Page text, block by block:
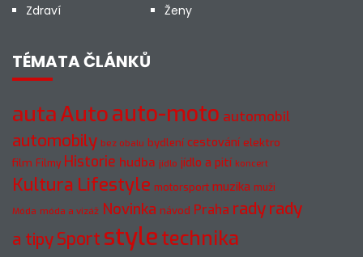
Zdraví
Ženy
TÉMATA ČLÁNKŮ
autaAutoauto-moto automobil
automobily bez obalu bydlení cestování elektro
film Filmy Historie hudba jídlo jídlo a pití koncert
Kultura Lifestyle motorsport muzika muži
Móda móda a vizáž Novinka návod Praha radyrady
a tipySport styletechnika